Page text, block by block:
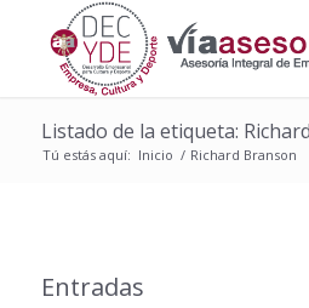
Listado de la etiqueta:
Tú estás aquí: Inicio / Richard Branson
Entradas